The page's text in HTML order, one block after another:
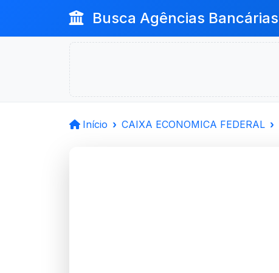
Busca Agências Bancárias
Início CAIXA ECONOMICA FEDERAL